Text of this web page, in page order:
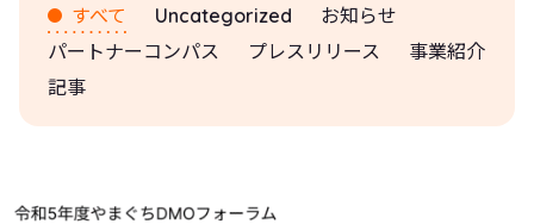
すべて Uncategorized
お知らせ
パートナーコンパス
プレスリリース
事業紹介
記事